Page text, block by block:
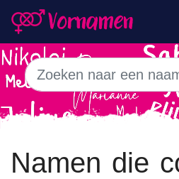
Namen die